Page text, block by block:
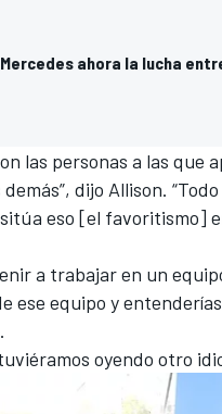
ahora la lucha
las personas a las que
dijo Allison.
eso [el favoritismo]
a trabajar en un
ese equipo y
oyendo otro